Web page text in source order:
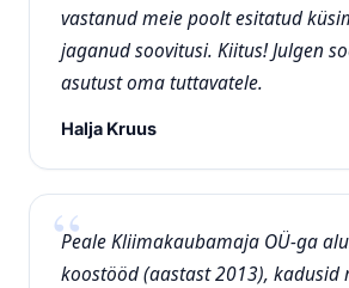
vastanud meie poolt esitatud
jaganud soovitusi. Kiitus! Julgen
asutust oma tuttavatele.
Halja Kruus
Peale Kliimakaubamaja OÜ-ga
koostööd (aastast 2013), kadusid